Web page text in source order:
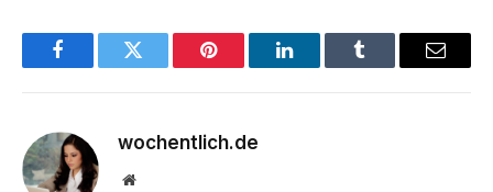
FacebookTwitter Pinterest LinkedInTumblr Email
wochentlich.de
Website